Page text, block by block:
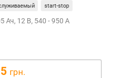
start-stop
Ач, 12 В, 540 - 950 А
грн.